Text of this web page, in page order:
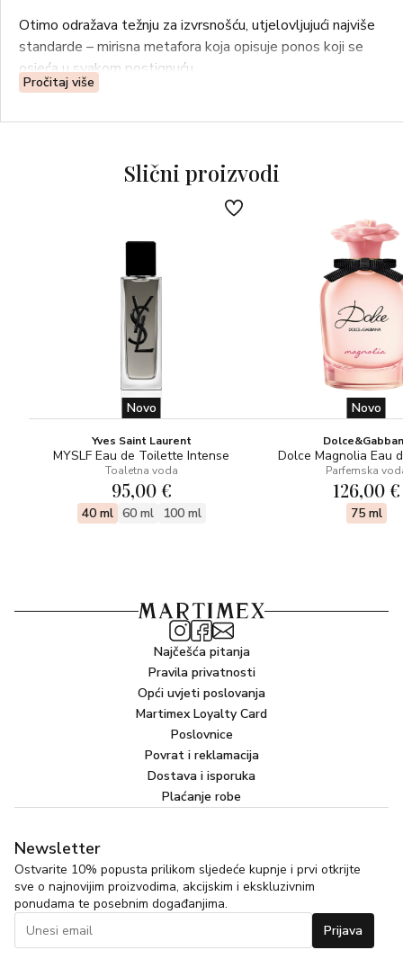
Otimo odražava težnju za izvrsnošću, utjelovljujući najviše
standarde – mirisna metafora koja opisuje ponos koji se
osjeća u svakom postignuću.
NOTE SRCA: duhan, praline, pačuli, tonka
Pročitaj više
Slični proizvodi
Novo
Yves Saint Laurent
MYSLF Eau de Toilette Intense
Toaletna voda
95,00 €
40 ml 60 ml 100 ml
Novo
Dolce Magnolia Eau
Parfemska
126,00 €
75 ml
Najčešća pitanja
Pravila privatnosti
Opći uvjeti poslovanja
Martimex Loyalty Card
Poslovnice
Povrat i reklamacija
Dostava i isporuka
Plaćanje robe
Newsletter
Ostvarite 10% popusta prilikom sljedeće kupnje i prvi otkrijte
sve o najnovijim proizvodima, akcijskim i ekskluzivnim
ponudama te posebnim događanjima.
Prijava